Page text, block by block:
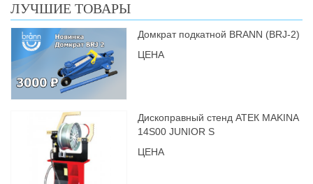
ЛУЧШИЕ ТОВАРЫ
Домкрат подкатной BRANN (BRJ-2)
ЦЕНА
Дископравный стенд АТЕК MAKINA
14S00 JUNIOR S
ЦЕНА